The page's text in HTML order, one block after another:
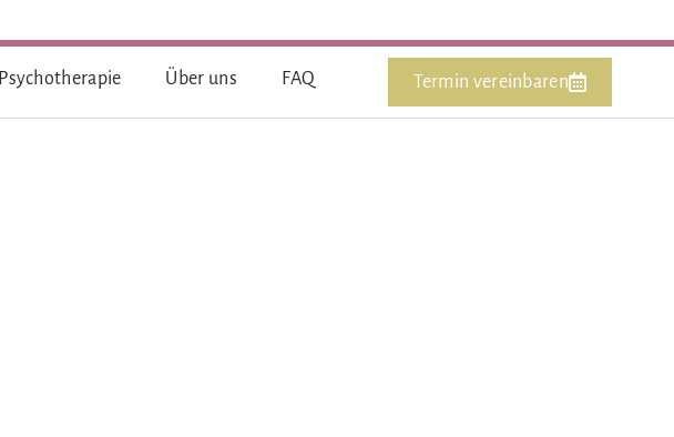
Psychotherapie Über uns FAQ Termin vereinbaren